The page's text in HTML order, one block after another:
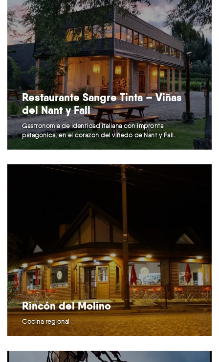
Restaurante Sangre Tinta – Viñas
del Nant y Fall
Gastronomía de identidad italiana con impronta
patagónica, en el corazón del viñedo de Nant y Fall.
Rincón del Molino
Cocina regional